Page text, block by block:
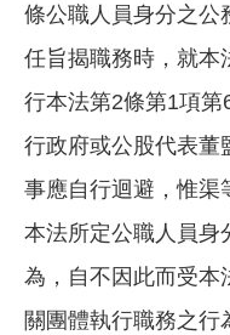
條公職人員身分之公
任旨揭職務時，就本
行本法第2條第1項
行政府或公股代表董
事應自行迴避，惟渠
本法所定公職人員身
為，自不因此而受本
關團體執行職務之